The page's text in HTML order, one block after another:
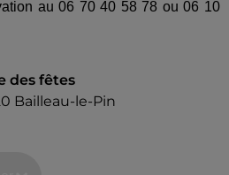
au 06 70 40 58 78 ou 06 10
des fêtes
Bailleau-le-Pin